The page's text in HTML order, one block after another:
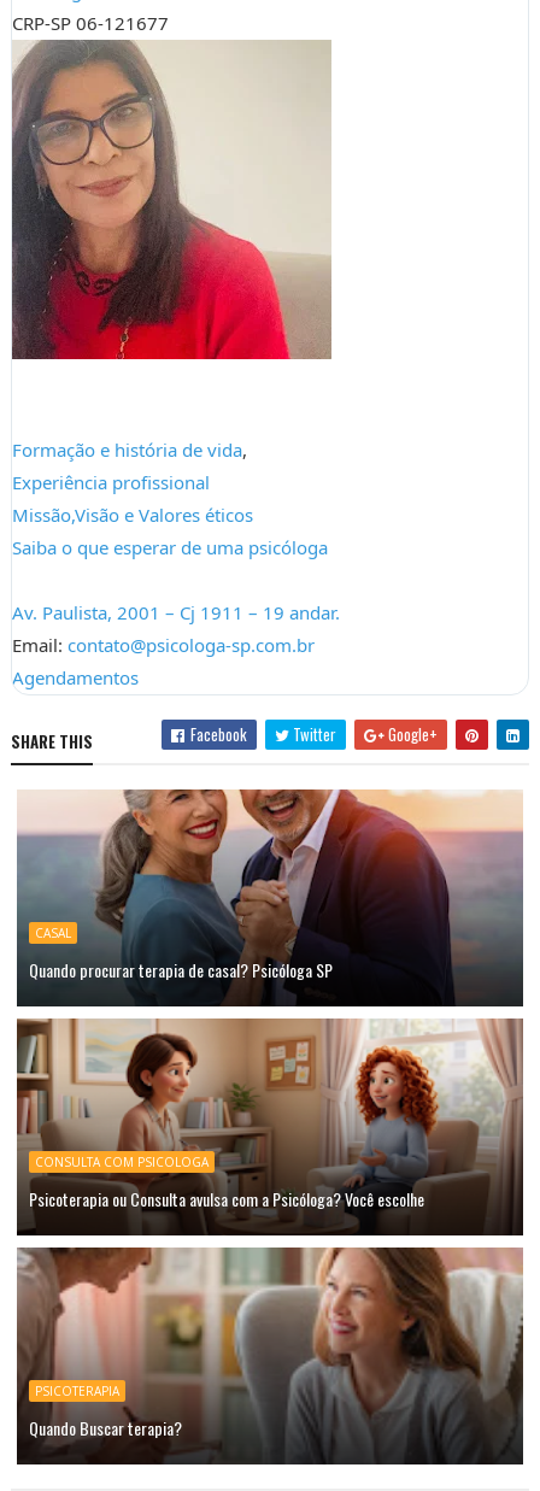
CRP-SP 06-121677
Formação e história de vida,
Experiência profissional
Missão,Visão e Valores éticos
Saiba o que esperar de uma psicóloga
Av. Paulista, 2001 – Cj 1911 – 19 andar.
Email: contato@psicologa-sp.com.br
Agendamentos
SHARE THIS Facebook Twitter Google+
CASAL
Quando procurar terapia de casal? Psicóloga SP
CONSULTA COM PSICOLOGA
Psicoterapia ou Consulta avulsa com a Psicóloga? Você escolhe
PSICOTERAPIA
Quando Buscar terapia?